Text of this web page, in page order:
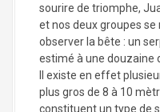
sourire de triomphe,
et nos deux groupes
observer la bête : un
estimé à une douzaine
Il existe en effet
plus gros de 8 à 10
constituent un type de